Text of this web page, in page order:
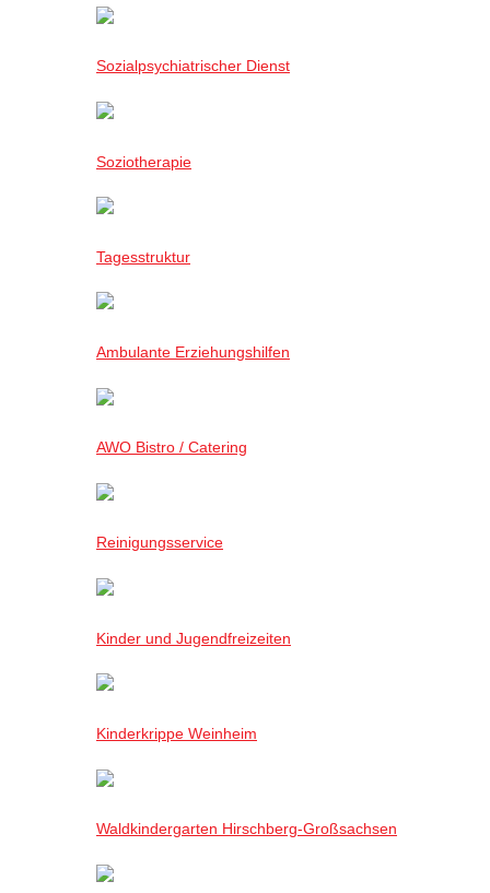
Sozialpsychiatrischer Dienst
Soziotherapie
Tagesstruktur
Ambulante Erziehungshilfen
AWO Bistro / Catering
Reinigungsservice
Kinder und Jugendfreizeiten
Kinderkrippe Weinheim
Waldkindergarten Hirschberg-Großsachsen